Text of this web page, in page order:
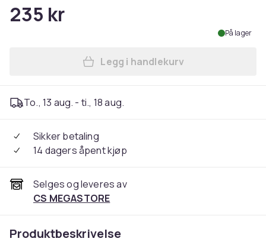
235 kr
På lager
Legg Max Factor
Legg i handlekurv
To., 13 aug. - ti., 18 aug.
Sikker betaling
14 dagers åpent kjøp
Selges og leveres av
CS MEGASTORE
Produktbeskrivelse